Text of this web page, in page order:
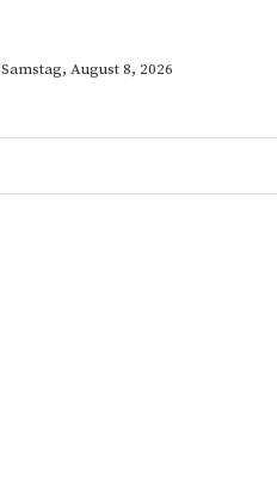
Samstag, August 8, 2026